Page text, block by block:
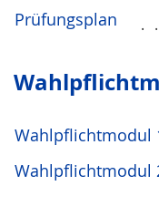
Prüfungsplan
Wahlpflichtmodul
Wahlpflichtmodul